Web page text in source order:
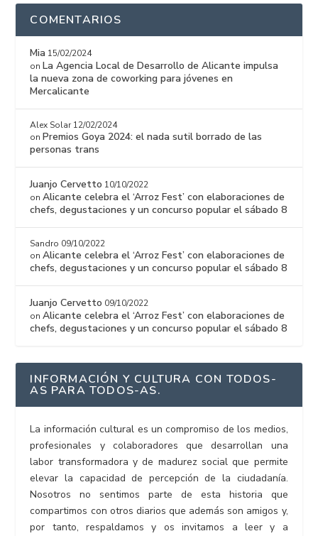
COMENTARIOS
Mia 15/02/2024
on La Agencia Local de Desarrollo de Alicante impulsa
la nueva zona de coworking para jóvenes en
Mercalicante
Alex Solar 12/02/2024
on Premios Goya 2024: el nada sutil borrado de las
personas trans
Juanjo Cervetto 10/10/2022
onAlicante celebra el ‘Arroz Fest’ con elaboraciones de
chefs, degustaciones y un concurso popular el sábado 8
Sandro 09/10/2022
onAlicante celebra el ‘Arroz Fest’ con elaboraciones de
chefs, degustaciones y un concurso popular el sábado 8
Juanjo Cervetto 09/10/2022
onAlicante celebra el ‘Arroz Fest’ con elaboraciones de
chefs, degustaciones y un concurso popular el sábado 8
INFORMACIÓN Y CULTURA CON TODOS-
AS PARA TODOS-AS.
La información cultural es un compromiso de los medios,
profesionales y colaboradores que desarrollan una
labor transformadora y de madurez social que permite
elevar la capacidad de percepción de la ciudadanía.
Nosotros no sentimos parte de esta historia que
compartimos con otros diarios que además son amigos y,
por tanto, respaldamos y os invitamos a leer y a